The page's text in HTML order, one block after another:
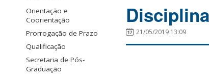
Orientação e
Coorientação
Prorrogação de Prazo
Qualificação
Secretaria de Pós-
Graduação
21/05/2019 13:09